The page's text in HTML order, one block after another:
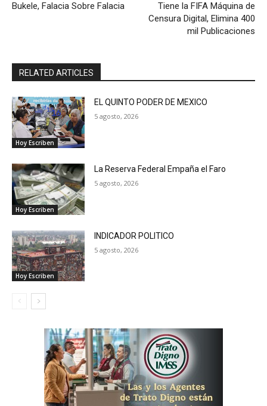
Bukele, Falacia Sobre Falacia
Tiene la FIFA Máquina de
Censura Digital, Elimina 400
mil Publicaciones
RELATED ARTICLES
Hoy Escriben
EL QUINTO PODER DE MEXICO
5 agosto, 2026
Hoy Escriben
La Reserva Federal Empaña el Faro
5 agosto, 2026
Hoy Escriben
INDICADOR POLITICO
5 agosto, 2026